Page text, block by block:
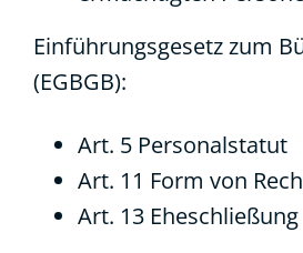
Einführungsgesetz zum
(EGBGB):
Art. 5 Personalstatut
Art. 11 Form von
Art. 13 Eheschließung